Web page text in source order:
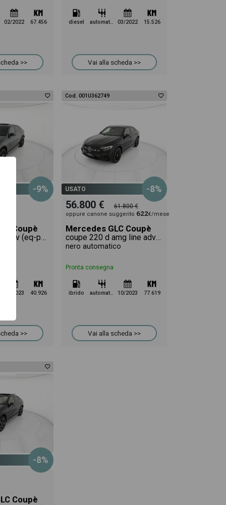
02/2022 67.456
>>
diesel automatico 03/2022 15.526
Vai alla scheda >>
-9%
Coupè
03/2023 40.926
>>
Cod. 001U362749
USATO -8%
56.800 € 61.800 €
oppure canone suggerito 622€/mese
Mercedes GLC Coupè
coupe 220 d amg line advanced 4matic auto
nero automatico
Pronta consegna
ibrido automatico 10/2023 77.619
Vai alla scheda >>
-8%
Coupè